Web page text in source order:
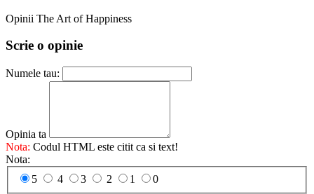
Opinii The Art of Happiness
Scrie o opinie
Numele tau:
Opinia ta
Nota: Codul HTML este citit ca si text!
Nota:
5
4 3 2 1 0